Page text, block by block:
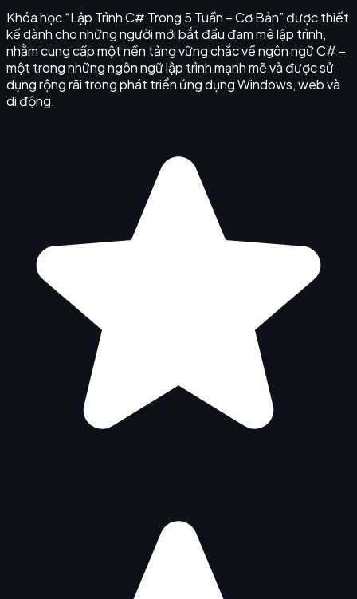
Khóa học “Lập Trình C# Trong 5 Tuần – Cơ Bản” được thiết
kế dành cho những người mới bắt đầu đam mê lập trình,
nhằm cung cấp một nền tảng vững chắc về ngôn ngữ C# –
một trong những ngôn ngữ lập trình mạnh mẽ và được sử
dụng rộng rãi trong phát triển ứng dụng Windows, web và
di động.